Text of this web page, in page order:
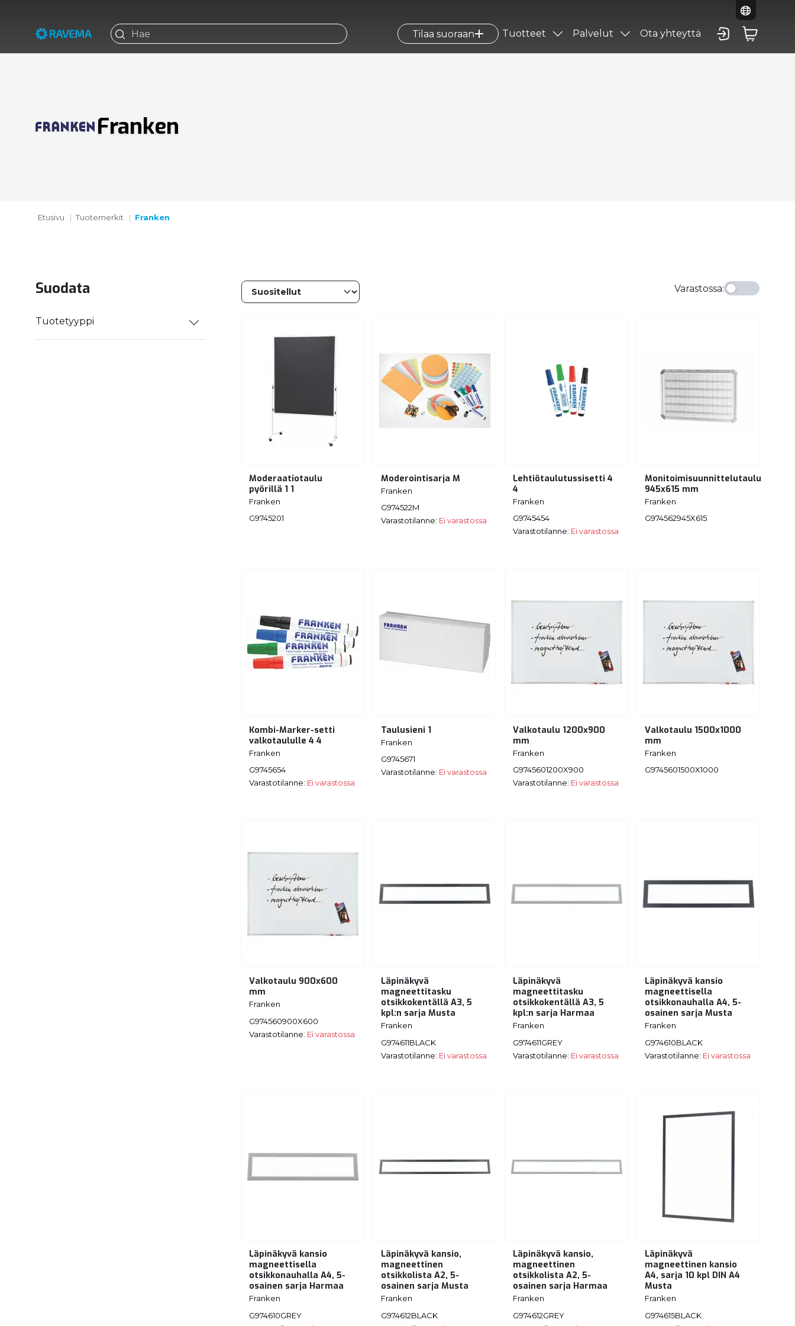
Tilaa suoraan Tuotteet Palvelut Ota yhteyttä
Etusivu Tuotemerkit Franken
Franken
Suodata
Tuotetyyppi
Varastossa:
Moderaatiotaulu
pyörillä 1 1
Franken
G9745201
Moderointisarja M
Franken
G974522M
Varastotilanne: Ei varastossa
Lehtiötaulutussisetti 4
4
Franken
G9745454
Varastotilanne: Ei varastossa
Monitoimisuunnittelutaulu
945x615 mm
Franken
G974562945X615
Kombi-Marker-setti
valkotaululle 4 4
Franken
G9745654
Varastotilanne: Ei varastossa
Taulusieni 1
Franken
G9745671
Varastotilanne: Ei varastossa
Valkotaulu 1200x900
mm
Franken
G9745601200X900
Varastotilanne: Ei varastossa
Valkotaulu 1500x1000
mm
Franken
G9745601500X1000
Valkotaulu 900x600
mm
Franken
G974560900X600
Varastotilanne: Ei varastossa
Läpinäkyvä
magneettitasku
otsikkokentällä A3, 5
kpl:n sarja Musta
Franken
G974611BLACK
Varastotilanne: Ei varastossa
Läpinäkyvä
magneettitasku
otsikkokentällä A3, 5
kpl:n sarja Harmaa
Franken
G974611GREY
Varastotilanne: Ei varastossa
Läpinäkyvä kansio
magneettisella
otsikkonauhalla A4, 5-
osainen sarja Musta
Franken
G974610BLACK
Varastotilanne: Ei varastossa
Läpinäkyvä kansio
magneettisella
otsikkonauhalla A4, 5-
osainen sarja Harmaa
Franken
G974610GREY
Läpinäkyvä kansio,
magneettinen
otsikkolista A2, 5-
osainen sarja Musta
Franken
G974612BLACK
Läpinäkyvä kansio,
magneettinen
otsikkolista A2, 5-
osainen sarja Harmaa
Franken
G974612GREY
Läpinäkyvä
magneettinen kansio
A4, sarja 10 kpl DIN A4
Musta
Franken
G974615BLACK